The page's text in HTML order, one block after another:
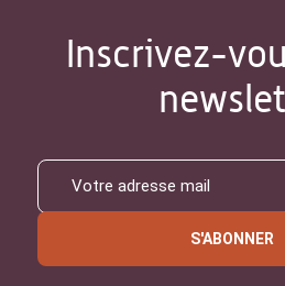
Inscrivez-
S'ABONNER